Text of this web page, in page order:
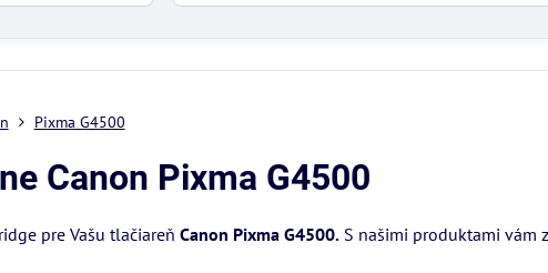
Pixma G4500
Canon Pixma G4500
pre Vašu tlačiareň Canon Pixma G4500.S našimi produktami vám